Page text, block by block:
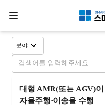
분야
대형 AMR(또는 AGV)이
자율주행·이송을 수행